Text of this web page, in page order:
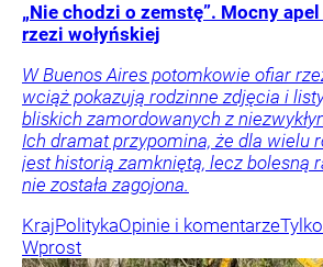
„Nie chodzi o zemstę”. Mocny
rzezi wołyńskiej
W Buenos Aires potomkowie ofiar
wciąż pokazują rodzinne zdjęcia i
bliskich zamordowanych z
Ich dramat przypomina, że dla wielu
jest historią zamkniętą, lecz bolesną
nie została zagojona.
KrajPolitykaOpinie i komentarze
Wprost